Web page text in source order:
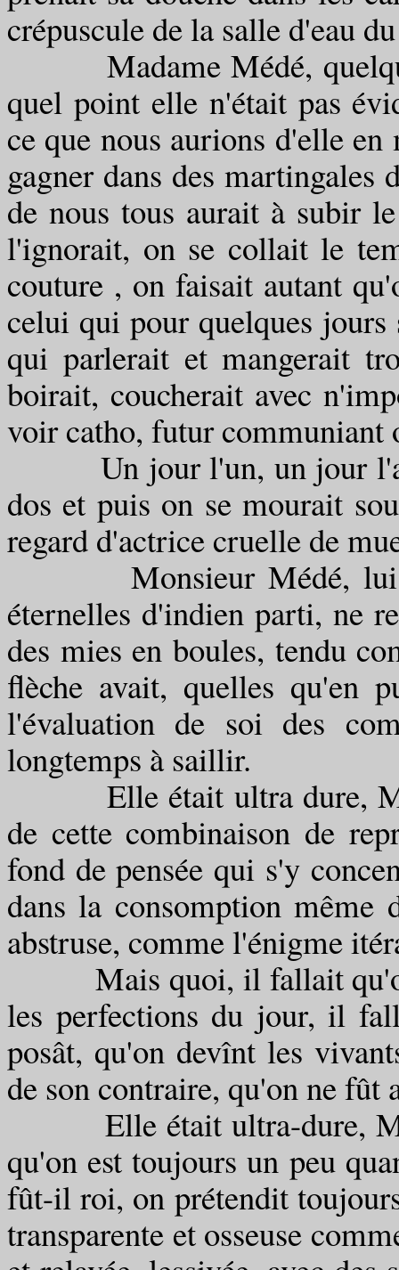
crépuscule de la salle d'eau
Madame Médé, quelque
quel point elle n'était pas
ce que nous aurions d'elle
gagner dans des
de nous tous aurait à subir
l'ignorait, on se collait le
couture , on faisait autant
celui qui pour quelques
qui parlerait et mangerait
boirait, coucherait avec
voir catho, futur communiant
Un jour l'un, un jour
dos et puis on se mourait
regard d'actrice cruelle de
Monsieur Médé, lui, se
éternelles d'indien parti, ne
des mies en boules, tendu
flèche avait, quelles qu'en
l'évaluation de soi des
longtemps à saillir.
Elle était ultra dure,
de cette combinaison de
fond de pensée qui s'y
dans la consomption
abstruse, comme l'énigme
Mais quoi, il fallait qu'on
les perfections du jour, il
posât, qu'on devînt les
de son contraire, qu'on ne
Elle était ultra-dure,
qu'on est toujours un peu
fût-il roi, on prétendit
transparente et osseuse